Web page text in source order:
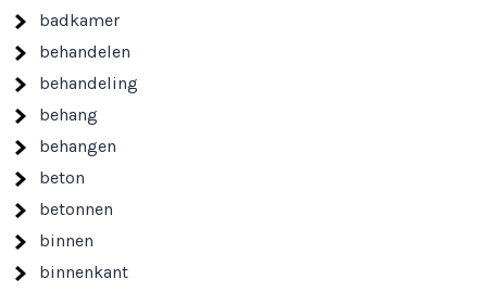
badkamer
behandelen
behandeling
behang
behangen
beton
betonnen
binnen
binnenkant